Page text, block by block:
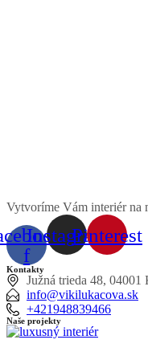
Vytvoríme Vám interiér na
f
InstagramPinterest
Kontakty
Južná trieda 48, 04001
info@vikilukacova.sk
+421948839466
Naše projekty